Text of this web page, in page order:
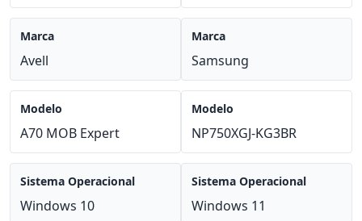
Marca
Avell
Modelo
A70 MOB Expert
Sistema Operacional
Windows 10
Marca
Samsung
Modelo
NP750XGJ-KG3BR
Sistema Operacional
Windows 11